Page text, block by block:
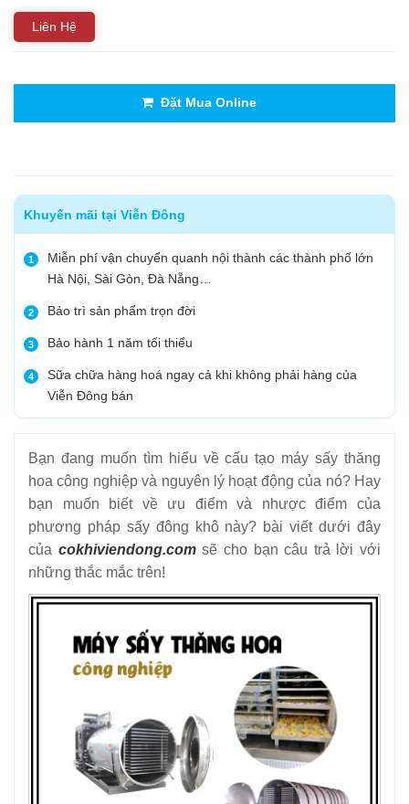
Liên Hệ
Đặt Mua Online
Khuyến mãi tại Viễn Đông
1
Miễn phí vận chuyển quanh nội thành các thành phố lớn
Hà Nội, Sài Gòn, Đà Nẵng…
2 Bảo trì sản phẩm trọn đời
3 Bảo hành 1 năm tối thiểu
4
Sữa chữa hàng hoá ngay cả khi không phải hàng của
Viễn Đông bán
Bạn đang muốn tìm hiểu về cấu tạo máy sấy thăng
hoa công nghiệp và nguyên lý hoạt động của nó? Hay
bạn muốn biết về ưu điểm và nhược điểm của
phương pháp sấy đông khô này? bài viết dưới đây
của cokhiviendong.comsẽ cho bạn câu trả lời với
những thắc mắc trên!